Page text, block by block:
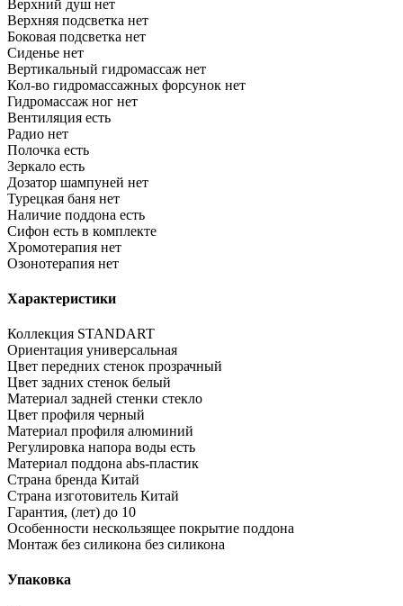
Верхний душ нет
Верхняя подсветка нет
Боковая подсветка нет
Сиденье нет
Вертикальный гидромассаж нет
Кол-во гидромассажных форсунок нет
Гидромассаж ног нет
Вентиляция есть
Радио нет
Полочка есть
Зеркало есть
Дозатор шампуней нет
Турецкая баня нет
Наличие поддона есть
Сифон есть в комплекте
Хромотерапия нет
Озонотерапия нет
Характеристики
Коллекция STANDART
Ориентация универсальная
Цвет передних стенок прозрачный
Цвет задних стенок белый
Материал задней стенки стекло
Цвет профиля черный
Материал профиля алюминий
Регулировка напора воды есть
Материал поддона abs-пластик
Страна бренда Китай
Страна изготовитель Китай
Гарантия, (лет) до 10
Особенности нескользящее покрытие поддона
Монтаж без силикона без силикона
Упаковка